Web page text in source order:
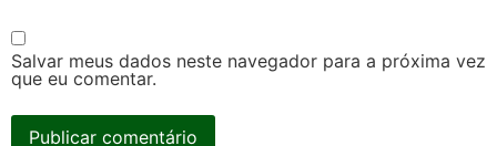
Salvar meus dados neste navegador para a próxima vez
que eu comentar.